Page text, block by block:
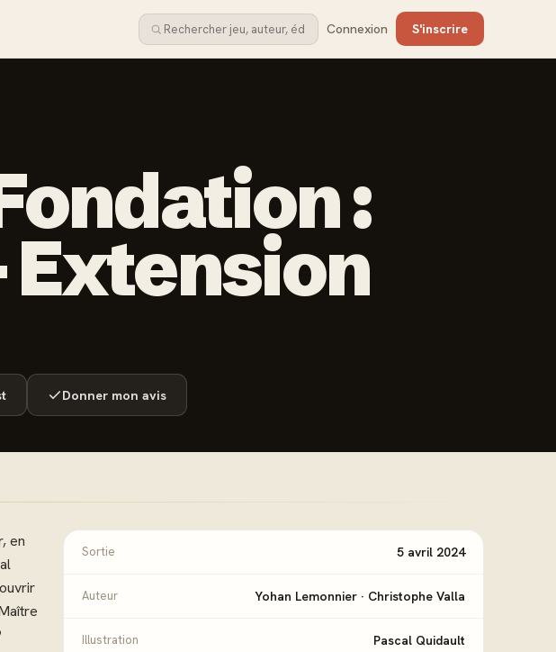
Connexion S'inscrire
:
Extension
Donner mon avis
en
Sortie 5 avril 2024
Auteur Yohan Lemonnier · Christophe Valla
Illustration Pascal Quidault